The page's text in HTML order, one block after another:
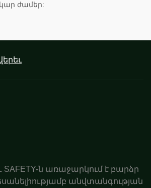
ժամեր:
SAFETY-ն առաջարկում է բարձր
անվտանգության